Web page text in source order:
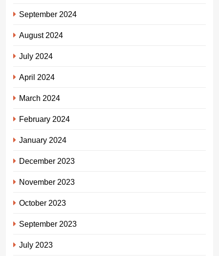
September 2024
August 2024
July 2024
April 2024
March 2024
February 2024
January 2024
December 2023
November 2023
October 2023
September 2023
July 2023